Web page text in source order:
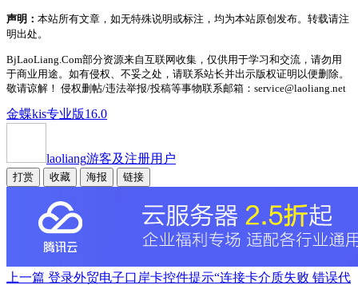
声明： 本站所有文章，如无特殊说明或标注，均为本站原创发布。转载请注
明出处。
BjLaoLiang.Com部分资源来自互联网收集，仅供用于学习和交流，请勿用
于商业用途。如有侵权、不妥之处，请联系站长并出示版权证明以便删除。
敬请谅解！ 侵权删帖/违法举报/投稿等事物联系邮箱：service@laoliang.net
金蝶kis专业版16.0
laoliang游客及注册用户
打赏 收藏 海报 链接
上一篇 登录外贸电子口岸卡控件提示“连接卡介质失败 错误代